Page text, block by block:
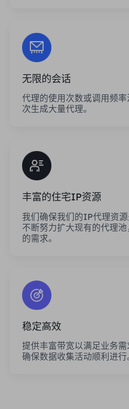
无限的会话
代理的使用次数或调用频
次生成大量代理。
丰富的住宅IP资源
我们确保我们的IP代理资
不断努力扩大现有的代理
的需求。
稳定高效
提供丰富带宽以满足业务
确保数据收集活动顺利进行